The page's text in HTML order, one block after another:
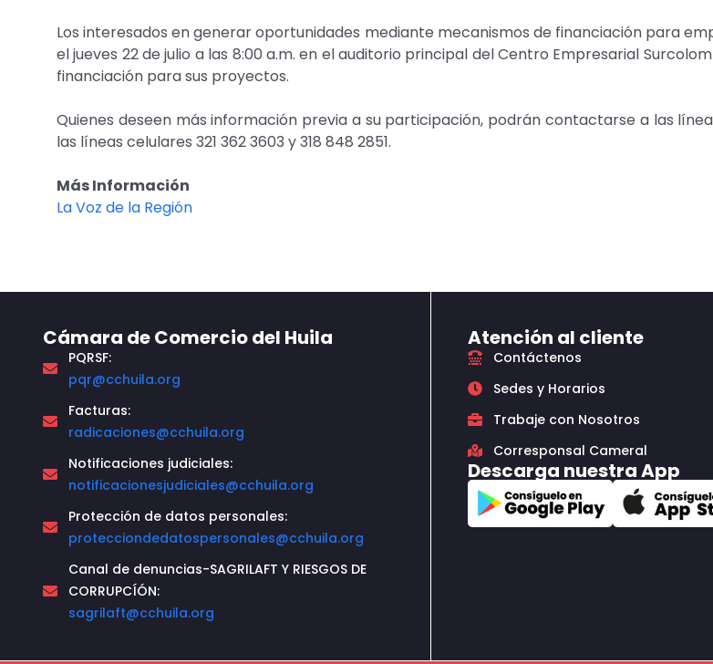
Los interesados en generar oportunidades mediante mecanismos de financiación para
el jueves 22 de julio a las 8:00 a.m. en el auditorio principal del Centro Empresarial
financiación para sus proyectos.
Quienes deseen más información previa a su participación, podrán contactarse a las
las líneas celulares 321 362 3603 y 318 848 2851.
Más Información
La Voz de la Región
Cámara de Comercio del Huila
PQRSF:
pqr@cchuila.org
Facturas:
radicaciones@cchuila.org
Notificaciones judiciales:
notificacionesjudiciales@cchuila.org
Protección de datos personales:
protecciondedatospersonales@cchuila.org
Canal de denuncias-SAGRILAFT Y RIESGOS DE
CORRUPCÍÓN:
sagrilaft@cchuila.org
Atención al cliente
Contáctenos
Sedes y Horarios
Trabaje con Nosotros
Corresponsal Cameral
Descarga nuestra App